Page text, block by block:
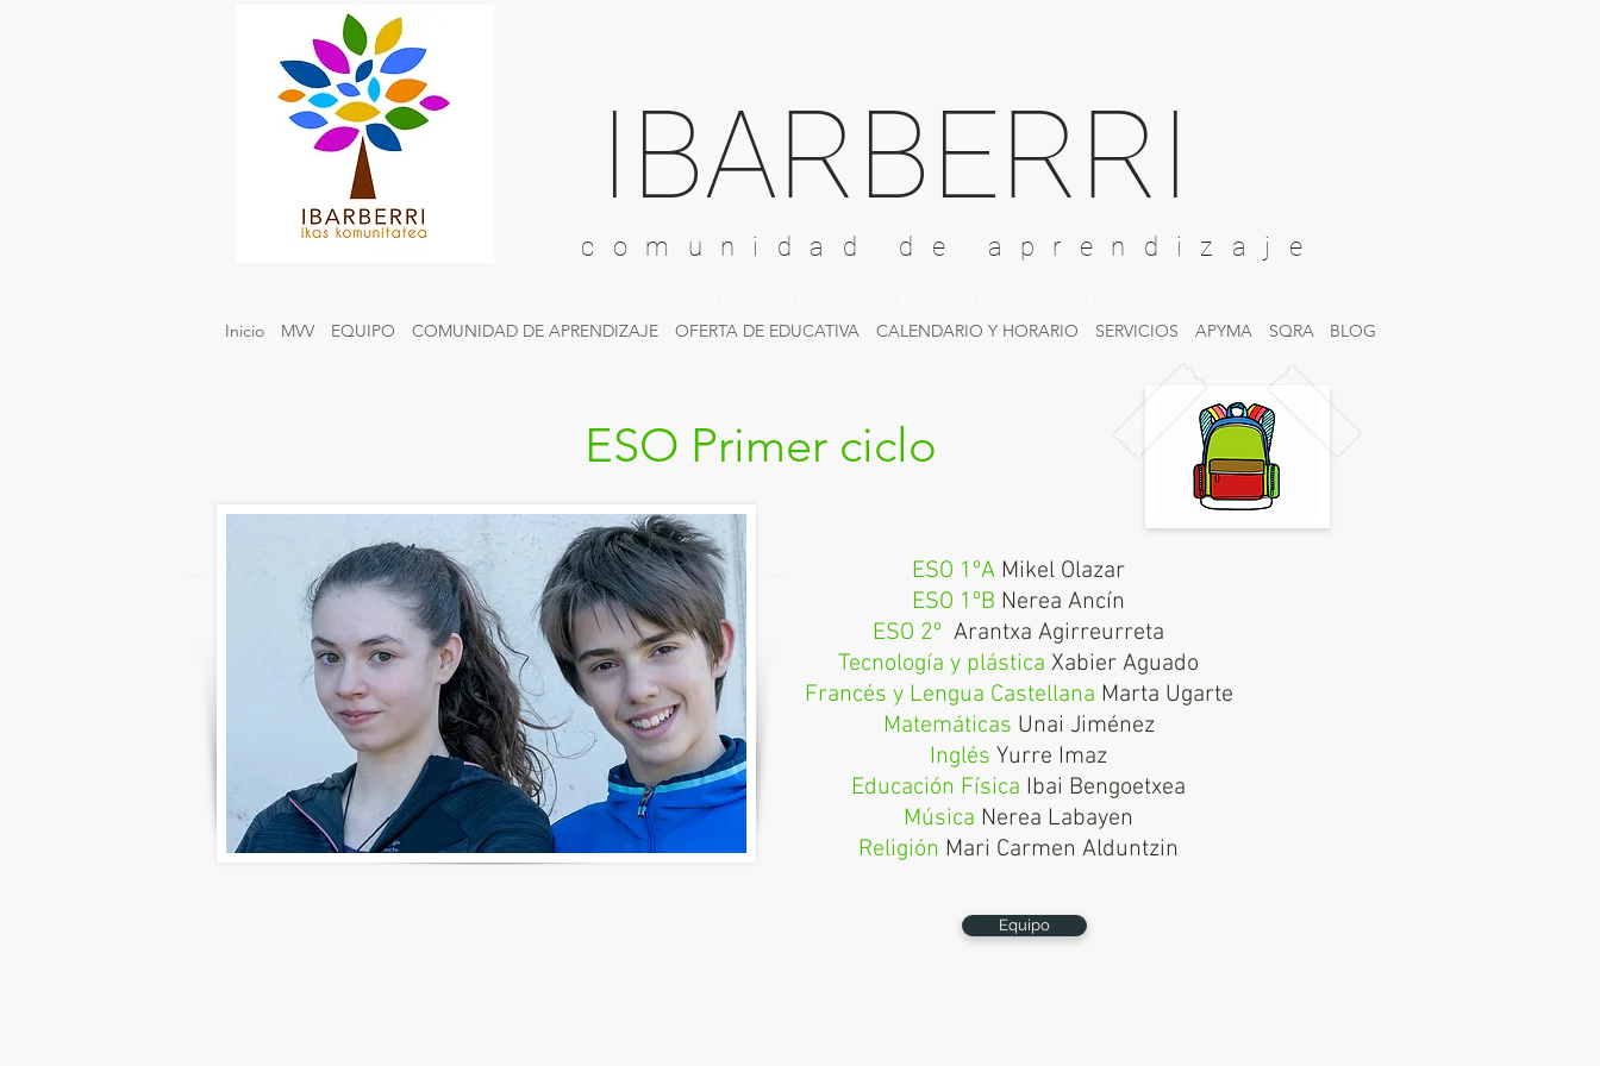
IBARBERRI
comunidad de aprendizaje
Inicio MVV EQUIPO COMUNIDAD DE APRENDIZAJE OFERTA DE EDUCATIVA CALENDARIO Y HORARIO SERVICIOS APYMA SQRA BLOG
ESO Primer ciclo
ESO 1ºA Mikel Olazar
ESO 1ºB Nerea Ancín
ESO 2º Arantxa Agirreurreta
Tecnología y plástica Xabier Aguado
Francés y Lengua Castellana Marta Ugarte
Matemáticas Unai Jiménez
Inglés Yurre Imaz
Educación Física Ibai Bengoetxea
Música Nerea Labayen
Religión Mari Carmen Alduntzin
Equipo